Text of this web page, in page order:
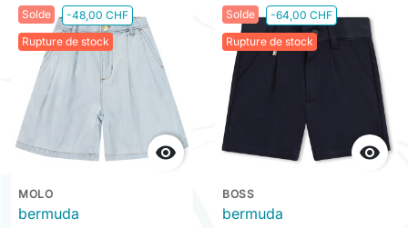
Solde
-48,00 CHF
Rupture de stock

MOLO
bermuda
Solde
-64,00 CHF
Rupture de stock

BOSS
bermuda